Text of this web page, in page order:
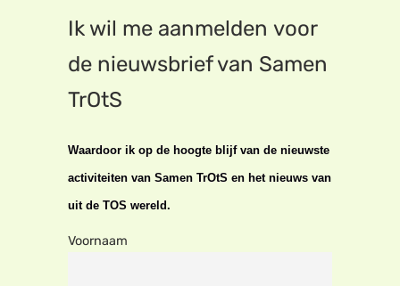
Ik wil me aanmelden voor
de nieuwsbrief van Samen
TrOtS
Waardoor ik op de hoogte blijf van de nieuwste
activiteiten van Samen TrOtS en het nieuws van
uit de TOS wereld.
Voornaam